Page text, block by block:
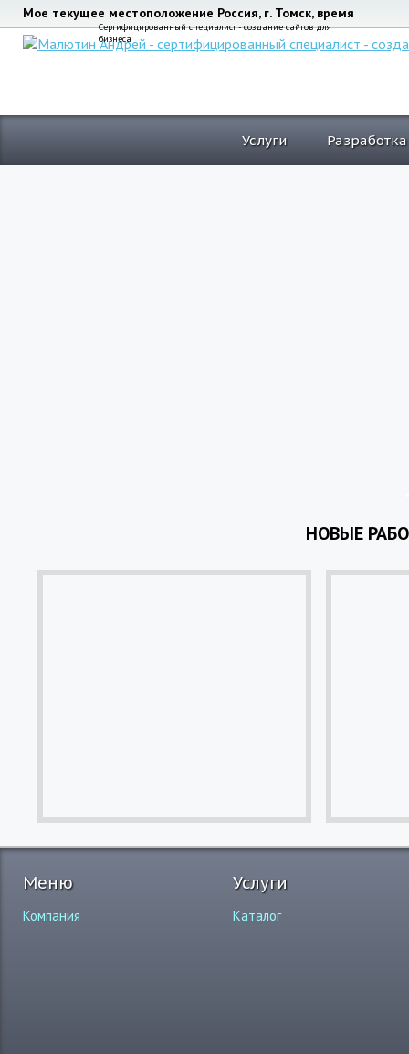
Мое текущее местоположение Россия, г. Томск, время
Сертифицированный специалист - создание сайтов для
бизнеса
Услуги
НОВЫЕ
Меню
Компания
Услуги
Каталог